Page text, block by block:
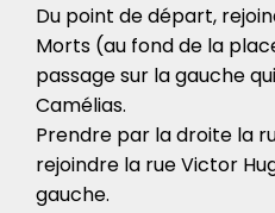
Du point de départ,
Morts (au fond de la
passage sur la gauche
Camélias.
Prendre par la droite la
rejoindre la rue Victor
gauche.